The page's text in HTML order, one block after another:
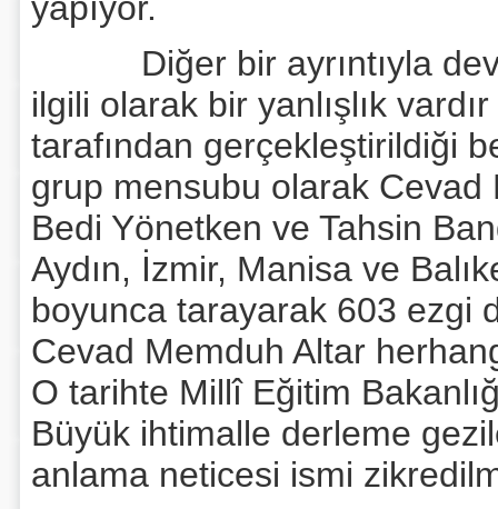
Diğer bir ayrıntıyla
ilgili olarak bir yanlışlık
tarafından gerçekleştirildiği
grup mensubu olarak Cevad
Bedi Yönetken ve Tahsin
Aydın, İzmir, Manisa ve
boyunca tarayarak 603 ezgi
Cevad Memduh Altar
O tarihte Millî Eğitim
Büyük ihtimalle derleme
anlama neticesi ismi